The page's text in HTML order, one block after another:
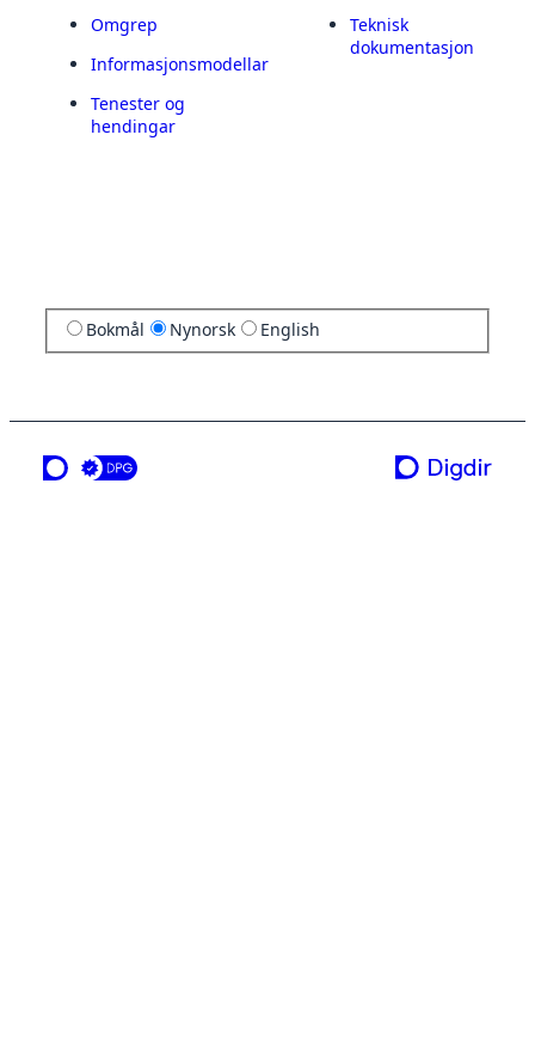
Omgrep
Informasjonsmodellar
Tenester og
hendingar
Teknisk
dokumentasjon
Bokmål Nynorsk English